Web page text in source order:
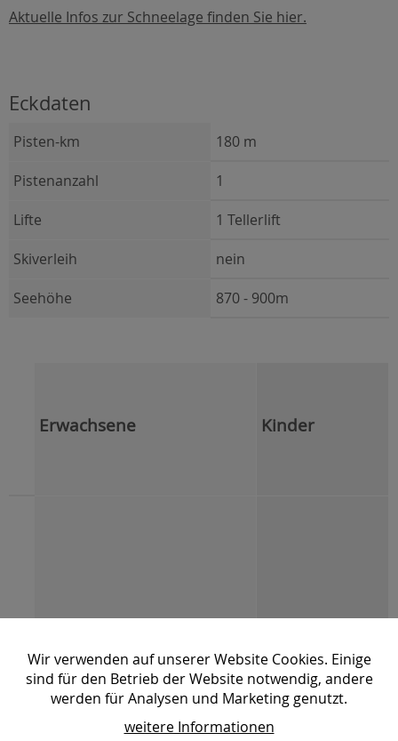
Aktuelle Infos zur Schneelage finden Sie hier.
Eckdaten
Pisten-km
180 m
Pistenanzahl
1
Lifte
1 Tellerlift
Skiverleih
nein
Seehöhe
870 - 900m
Erwachsene Kinder
Wir verwenden auf unserer Website Cookies. Einige
sind für den Betrieb der Website notwendig, andere
werden für Analysen und Marketing genutzt.
weitere Informationen